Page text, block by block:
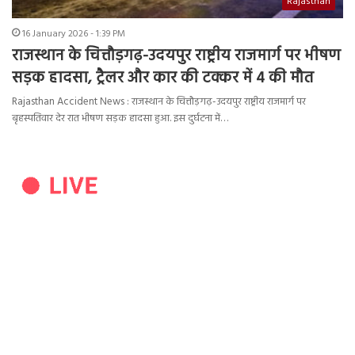
16 January 2026 - 1:39 PM
राजस्थान के चित्तौड़गढ़-उदयपुर राष्ट्रीय राजमार्ग पर भीषण
सड़क हादसा, ट्रैलर और कार की टक्कर में 4 की मौत
Rajasthan Accident News : राजस्थान के चित्तौड़गढ़-उदयपुर राष्ट्रीय राजमार्ग पर
बृहस्पतिवार देर रात भीषण सड़क हादसा हुआ. इस दुर्घटना में…